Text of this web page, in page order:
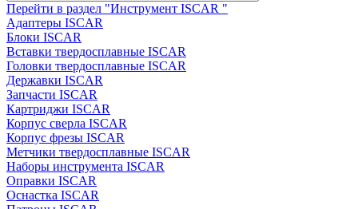
Перейти в раздел "Инструмент ISCAR "
Адаптеры ISCAR
Блоки ISCAR
Вставки твердосплавные ISCAR
Головки твердосплавные ISCAR
Державки ISCAR
Запчасти ISCAR
Картриджи ISCAR
Корпус сверла ISCAR
Корпус фрезы ISCAR
Метчики твердосплавные ISCAR
Наборы инструмента ISCAR
Оправки ISCAR
Оснастка ISCAR